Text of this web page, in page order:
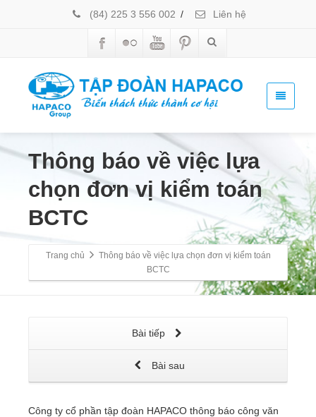
(84) 225 3 556 002 / Liên hệ
Thông báo về việc lựa
chọn đơn vị kiểm toán
BCTC
Trang chủ
Thông báo về việc lựa chọn đơn vị kiểm toán
BCTC
Bài tiếp
Bài sau
Công ty cổ phần tập đoàn HAPACO thông báo công văn